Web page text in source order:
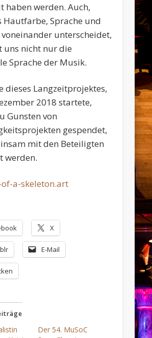
haben werden. Auch,
Hautfarbe, Sprache und
unterscheidet,
uns nicht nur die
Sprache der Musik.
dieses Langzeitprojektes,
2018 startete,
Gunsten von
gespendet,
mit den Beteiligten
werden.
a-skeleton.art
X
E-Mail
Der 54. MuSoC